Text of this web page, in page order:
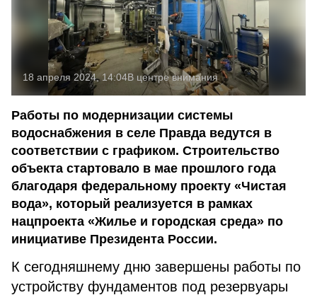
18 апреля 2024, 14:04В центре внимания
Работы по модернизации системы
водоснабжения в селе Правда ведутся в
соответствии с графиком. Строительство
объекта стартовало в мае прошлого года
благодаря федеральному проекту «Чистая
вода», который реализуется в рамках
нацпроекта «Жилье и городская среда» по
инициативе Президента России.
К сегодняшнему дню завершены работы по
устройству фундаментов под резервуары